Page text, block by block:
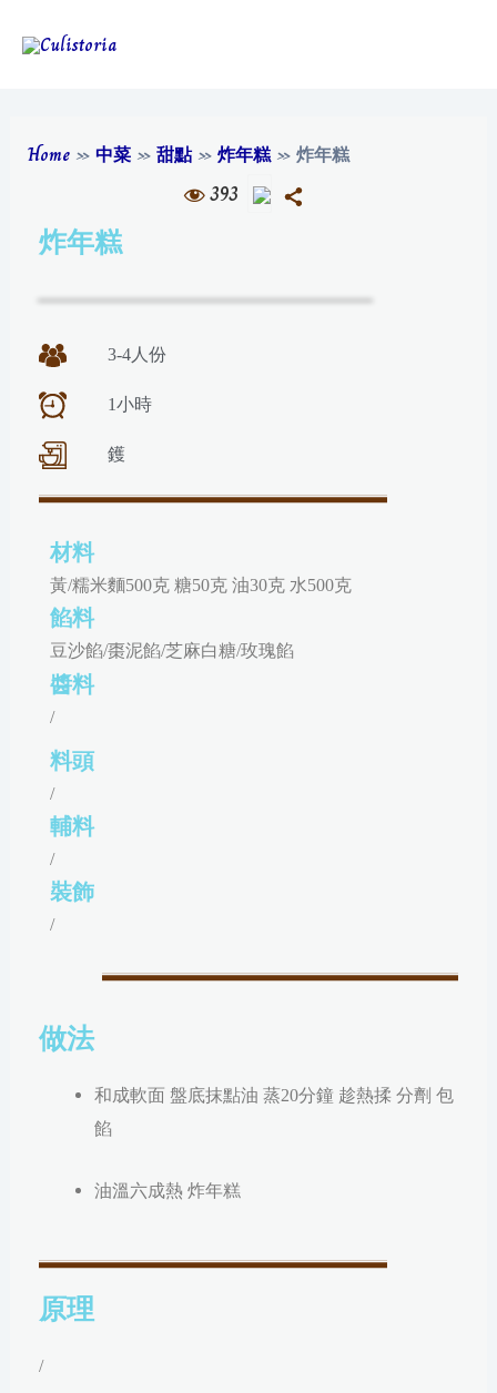
Home »中菜 »甜點»炸年糕»炸年糕
393
炸年糕
3-4人份
1小時
鑊
材料
黃/糯米麵500克 糖50克 油30克 水500克
餡料
豆沙餡/棗泥餡/芝麻白糖/玫瑰餡
醬料
/
料頭
/
輔料
/
裝飾
/
做法
和成軟面 盤底抹點油 蒸20分鐘 趁熱揉 分劑 包
餡
油溫六成熱 炸年糕
原理
/